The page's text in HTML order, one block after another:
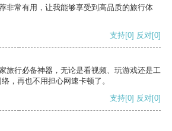
非常有用，让我能够享受到高品质的旅行体
支持[0] 反对[0]
旅行必备神器，无论是看视频、玩游戏还是工
，再也不用担心网速卡顿了。
支持[0] 反对[0]